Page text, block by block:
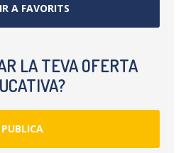
A FAVORITS
LA TEVA OFERTA
PUBLICA